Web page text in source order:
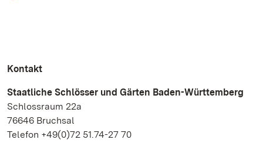
Kontakt
Staatliche Schlösser und Gärten Baden-Württemberg
Schlossraum 22a
76646 Bruchsal
Telefon +49(0)72 51.74-27 70